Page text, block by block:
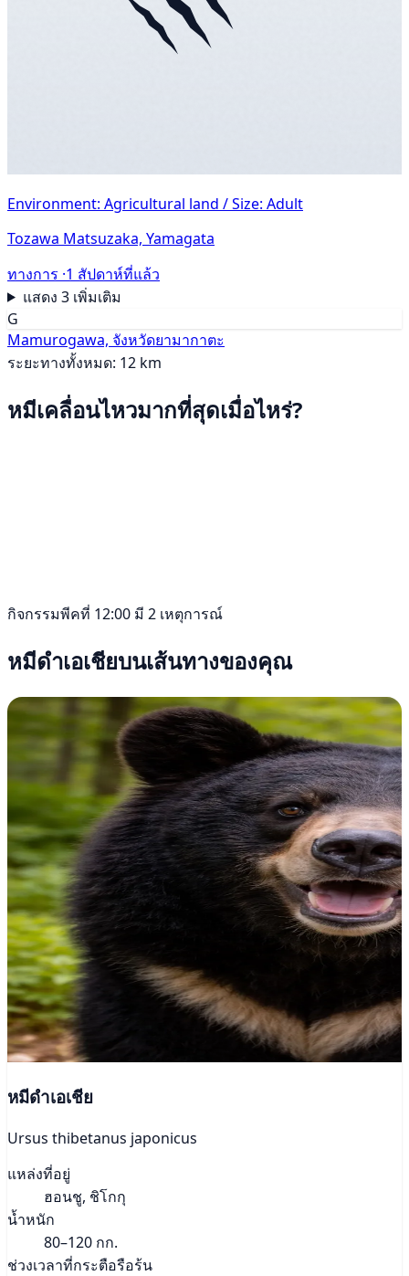
Environment: Agricultural land / Size: Adult
Tozawa Matsuzaka, Yamagata
ทางการ ·1 สัปดาห์ที่แล้ว
แสดง 3 เพิ่มเติม
G
Mamurogawa, จังหวัดยามากาตะ
ระยะทางทั้งหมด: 12 km
หมีเคลื่อนไหวมากที่สุดเมื่อไหร่?
กิจกรรมพีคที่ 12:00 มี 2 เหตุการณ์
หมีดำเอเชียบนเส้นทางของคุณ
หมีดำเอเชีย
Ursus thibetanus japonicus
แหล่งที่อยู่
ฮอนชู, ชิโกกุ
น้ำหนัก
80–120 กก.
ช่วงเวลาที่กระตือรือร้น